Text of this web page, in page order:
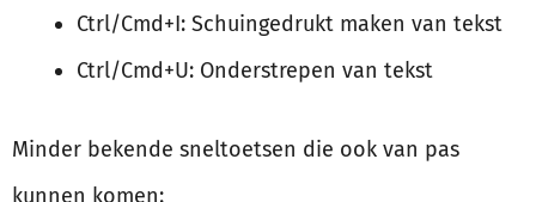
Ctrl/Cmd+I: Schuingedrukt maken van tekst
Ctrl/Cmd+U: Onderstrepen van tekst
Minder bekende sneltoetsen die ook van pas
kunnen komen: